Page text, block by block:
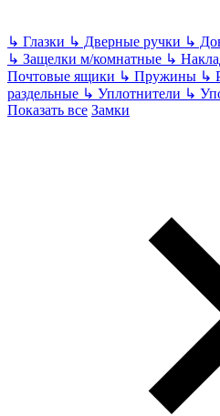
↳ Глазки ↳ Дверные ручки ↳
↳ Защелки м/комнатные ↳
Почтовые ящики ↳ Пружины ↳
раздельные ↳ Уплотнители ↳
Показать все Замки